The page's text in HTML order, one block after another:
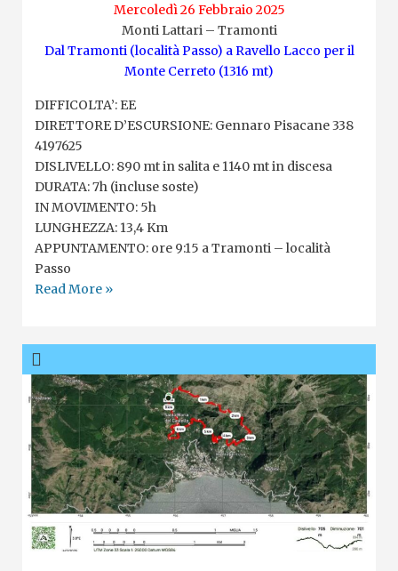
Mercoledì 26 Febbraio 2025
Monti Lattari – Tramonti
Dal Tramonti (località Passo) a Ravello Lacco per il
Monte Cerreto (1316 mt)
DIFFICOLTA’: EE
DIRETTORE D’ESCURSIONE: Gennaro Pisacane 338
4197625
DISLIVELLO: 890 mt in salita e 1140 mt in discesa
DURATA: 7h (incluse soste)
IN MOVIMENTO: 5h
LUNGHEZZA: 13,4 Km
APPUNTAMENTO: ore 9:15 a Tramonti – località
Passo
Read More »